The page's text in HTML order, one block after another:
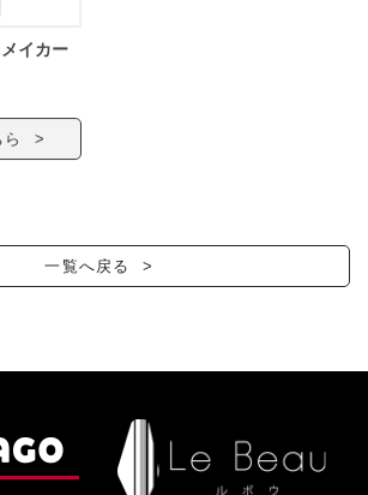
イカー
ら >
一覧へ戻る >